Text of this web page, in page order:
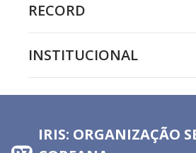
RECORD
INSTITUCIONAL
IRIS: ORGANIZAÇÃO